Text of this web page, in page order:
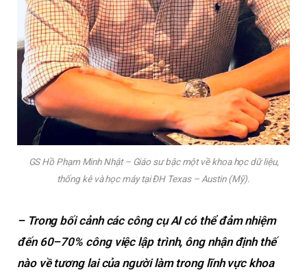
GS Hồ Phạm Minh Nhật – Giáo sư bậc một về khoa học dữ liệu,
thống kê và học máy tại ĐH Texas – Austin (Mỹ).
– Trong bối cảnh các công cụ AI có thể đảm nhiệm
đến 60–70% công việc lập trình, ông nhận định thế
nào về tương lai của người làm trong lĩnh vực khoa